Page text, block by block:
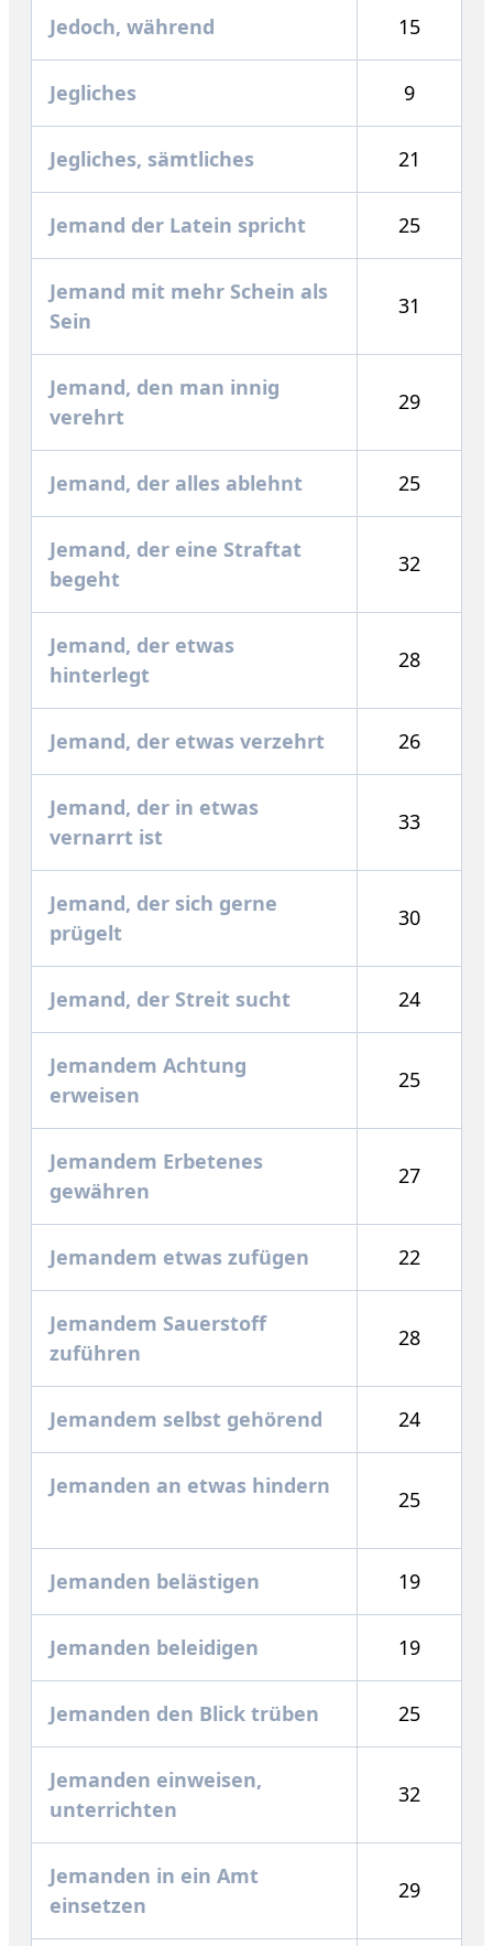
Jedoch, während 15
Jegliches 9
Jegliches, sämtliches 21
Jemand der Latein spricht 25
Jemand mit mehr Schein als
Sein
31
Jemand, den man innig
verehrt
29
Jemand, der alles ablehnt 25
Jemand, der eine Straftat
begeht
32
Jemand, der etwas
hinterlegt
28
Jemand, der etwas verzehrt 26
Jemand, der in etwas
vernarrt ist
33
Jemand, der sich gerne
prügelt
30
Jemand, der Streit sucht 24
Jemandem Achtung
erweisen
25
Jemandem Erbetenes
gewähren
27
Jemandem etwas zufügen 22
Jemandem Sauerstoff
zuführen
28
Jemandem selbst gehörend 24
Jemanden an etwas hindern
25
Jemanden belästigen 19
Jemanden beleidigen 19
Jemanden den Blick trüben 25
Jemanden einweisen,
unterrichten
32
Jemanden in ein Amt
einsetzen
29